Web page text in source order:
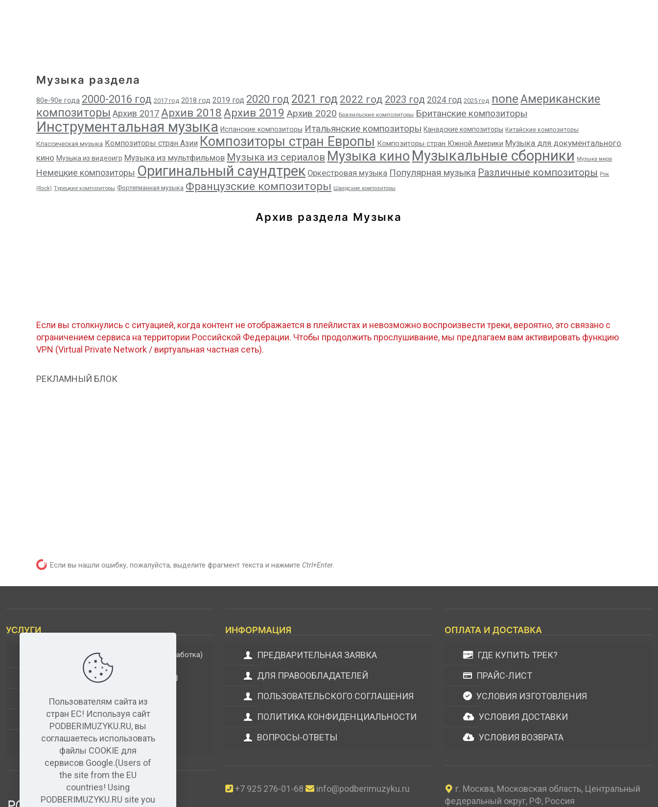
Музыка раздела
80е-90е года 2000-2016 год 2017 год 2018 год 2019 год 2020 год 2021 год 2022 год 2023 год 2024 год 2025 год noneАмериканские
композиторы Архив 2017Архив 2018 Архив 2019 Архив 2020 Бразильские композиторы Британские композиторы
Инструментальная музыка Испанские композиторы Итальянские композиторы Канадские композиторы Китайские композиторы
Классическая музыка Композиторы стран Азии Композиторы стран Европы Композиторы стран Южной Америки Музыка для документального
кино Музыка из видеоигр Музыка из мультфильмов Музыка из сериалов Музыка кино Музыкальные сборники Музыка мира
Немецкие композиторы Оригинальный саундтрек Оркестровая музыка Популярная музыка Различные композиторы Рок
(Rock) Турецкие композиторы Фортепианная музыка Французские композиторы Шведские композиторы
Архив раздела Музыка
Если вы столкнулись с ситуацией, когда контент не отображается в плейлистах и невозможно воспроизвести треки, вероятно, это связано с
ограничением сервиса на территории Российской Федерации. Чтобы продолжить прослушивание, мы предлагаем вам активировать функцию
VPN (Virtual Private Network / виртуальная частная сеть).
РЕКЛАМНЫЙ БЛОК
Если вы нашли ошибку, пожалуйста, выделите фрагмент текста и нажмите Ctrl+Enter.
УСЛУГИ
ДОПОЛНИТЕЛЬНЫЕ УСЛУГИ (обработка)
АНАЛИЗ МУЗЫКАЛЬНЫХ ТРЕКОВ
ВИДЕО+АУДИО
УСЛУГИ ЗВУКОЗАПИСИ
АУДИО РЕДАКТОР(бесплатный)
ИНФОРМАЦИЯ
ПРЕДВАРИТЕЛЬНАЯ ЗАЯВКА
ДЛЯ ПРАВООБЛАДАТЕЛЕЙ
ПОЛЬЗОВАТЕЛЬСКОГО СОГЛАШЕНИЯ
ПОЛИТИКА КОНФИДЕНЦИАЛЬНОСТИ
ВОПРОСЫ-ОТВЕТЫ
+7 925 276-01-68 info@podberimuzyku.ru
ОПЛАТА И ДОСТАВКА
ГДЕ КУПИТЬ ТРЕК?
ПРАЙС-ЛИСТ
УСЛОВИЯ ИЗГОТОВЛЕНИЯ
УСЛОВИЯ ДОСТАВКИ
УСЛОВИЯ ВОЗВРАТА
г. Москва, Московская область, Центральный
федеральный округ, РФ, Россия
Пользователям сайта из
стран ЕС! Используя сайт
PODBERIMUZYKU.RU, вы
соглашаетесь использовать
файлы COOKIE для
сервисов Google.(Users of
the site from the EU
countries! Using
PODBERIMUZYKU.RU site you